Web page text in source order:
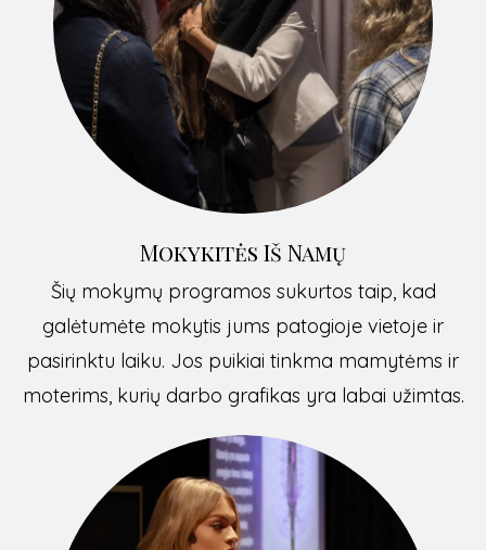
Mokykitės Iš Namų
Šių mokymų programos sukurtos taip, kad
galėtumėte mokytis jums patogioje vietoje ir
pasirinktu laiku. Jos puikiai tinkma mamytėms ir
moterims, kurių darbo grafikas yra labai užimtas.